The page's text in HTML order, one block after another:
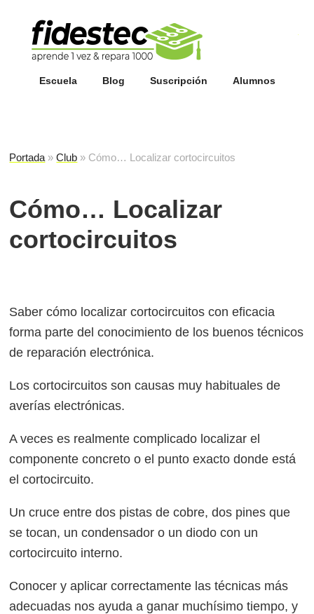
Escuela Blog Suscripción Alumnos
Portada »Club » Cómo… Localizar cortocircuitos
Cómo… Localizar
cortocircuitos
Saber cómo localizar cortocircuitos con eficacia
forma parte del conocimiento de los buenos técnicos
de reparación electrónica.
Los cortocircuitos son causas muy habituales de
averías electrónicas.
A veces es realmente complicado localizar el
componente concreto o el punto exacto donde está
el cortocircuito.
Un cruce entre dos pistas de cobre, dos pines que
se tocan, un condensador o un diodo con un
cortocircuito interno.
Conocer y aplicar correctamente las técnicas más
adecuadas nos ayuda a ganar muchísimo tiempo, y